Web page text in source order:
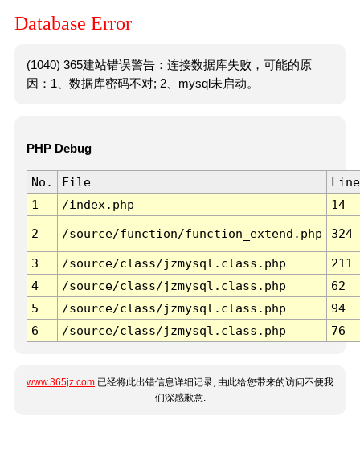
Database Error
(1040) 365建站错误警告：连接数据库失败，可能的原
因：1、数据库密码不对; 2、mysql未启动。
PHP Debug
No. File
Line
1
/index.php 14
2 /source/function/function_extend.php 324
3 /source/class/jzmysql.class.php
211
4
/source/class/jzmysql.class.php
62
5
/source/class/jzmysql.class.php
94
6
/source/class/jzmysql.class.php 76
www.365jz.com 已经将此出错信息详细记录, 由此给您带来的访问不便我
们深感歉意.